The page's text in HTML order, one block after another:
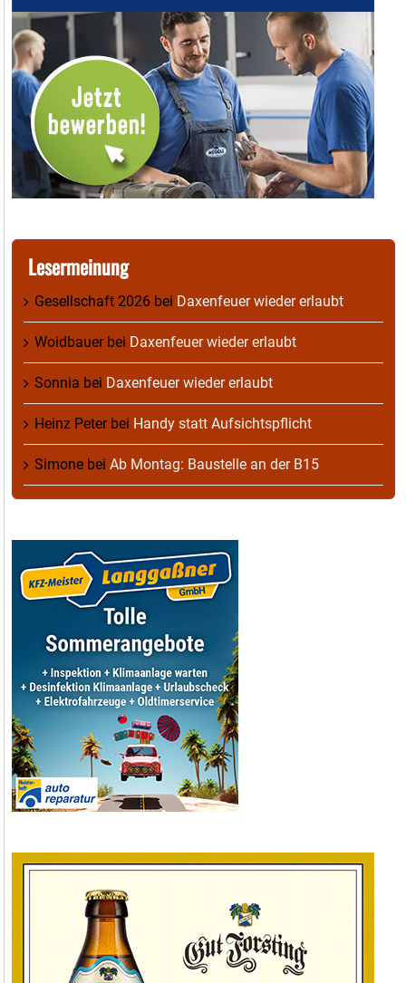
Lesermeinung
Gesellschaft 2026 bei Daxenfeuer wieder erlaubt
Woidbauerbei Daxenfeuer wieder erlaubt
Sonnia bei Daxenfeuer wieder erlaubt
Heinz Peterbei Handy statt Aufsichtspflicht
Simone bei Ab Montag: Baustelle an der B15